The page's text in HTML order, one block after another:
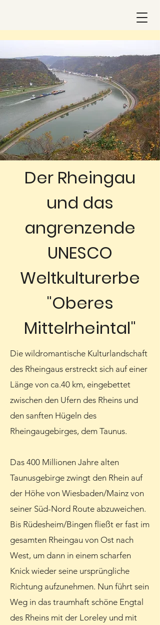
Der Rheingau
und das
angrenzende
UNESCO
Weltkulturerbe
"Oberes
Mittelrheintal"
Die wildromantische Kulturlandschaft
des Rheingaus erstreckt sich auf einer
Länge von ca.40 km, eingebettet
zwischen den Ufern des Rheins und
den sanften Hügeln des
Rheingaugebirges, dem Taunus.
Das 400 Millionen Jahre alten
Taunusgebirge zwingt den Rhein auf
der Höhe von Wiesbaden/Mainz von
seiner Süd-Nord Route abzuweichen.
Bis Rüdesheim/Bingen fließt er fast im
gesamten Rheingau von Ost nach
West, um dann in einem scharfen
Knick wieder seine ursprüngliche
Richtung aufzunehmen. Nun führt sein
Weg in das traumhaft schöne Engtal
des Rheins mit der Loreley und mit